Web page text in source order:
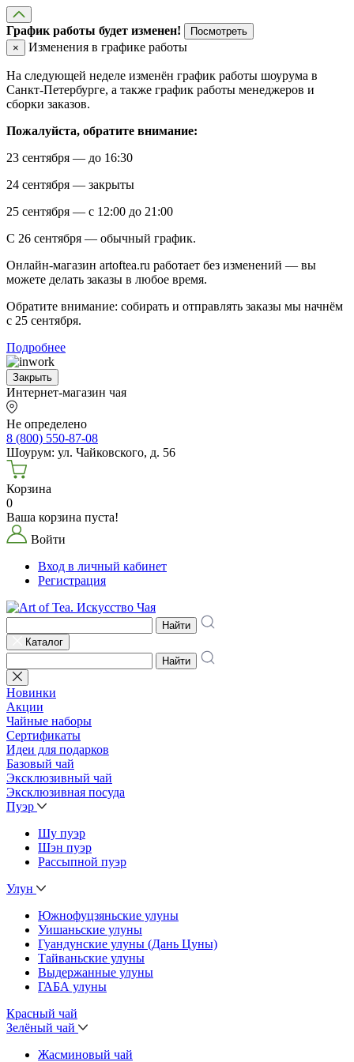
График работы будет изменен!
Посмотреть
×
Изменения в графике работы
На следующей неделе изменён график работы шоурума в
Санкт-Петербурге, а также график работы менеджеров и
сборки заказов.
Пожалуйста, обратите внимание:
23 сентября — до 16:30
24 сентября — закрыты
25 сентября — с 12:00 до 21:00
С 26 сентября — обычный график.
Онлайн-магазин artoftea.ru работает без изменений — вы
можете делать заказы в любое время.
Обратите внимание: собирать и отправлять заказы мы начнём
с 25 сентября.
Подробнее
Закрыть
Интернет-магазин чая
Не определено
8 (800) 550-87-08
Шоурум: ул. Чайковского, д. 56
Корзина
0
Ваша корзина пуста!
Войти
Вход в личный кабинет
Регистрация
Найти
Каталог
Найти
Новинки
Акции
Чайные наборы
Сертификаты
Идеи для подарков
Базовый чай
Эксклюзивный чай
Эксклюзивная посуда
Пуэр
Шу пуэр
Шэн пуэр
Рассыпной пуэр
Улун
Южнофуцзяньские улуны
Уишаньские улуны
Гуандунские улуны (Дань Цуны)
Тайваньские улуны
Выдержанные улуны
ГАБА улуны
Красный чай
Зелёный чай
Жасминовый чай